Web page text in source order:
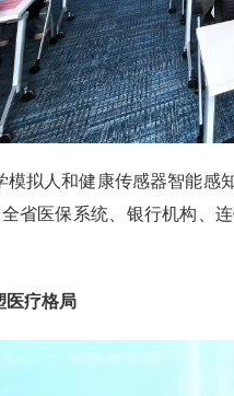
模拟人和健康传感器智能
省医保系统、银行机构、
医疗格局